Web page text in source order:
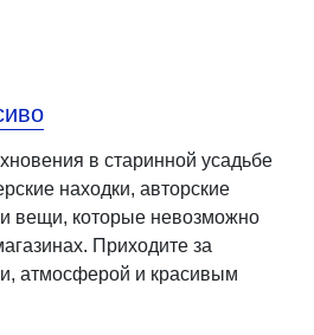
в старинной усадьбе
находки, авторские
вещи, которые невозможно
Приходите за
атмосферой и красивым